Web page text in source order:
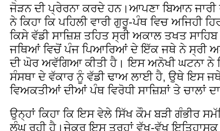
ਜੋੜਨ ਦੀ ਪ੍ਰੇਰਨਾ ਕਰਦੇ ਹਨ।ਆਪਣਾ ਬਿਆਨ
ਨੇ ਕਿਹਾ ਕਿ ਪਹਿਲੀ ਵਾਰੀ ਗੁਰੂ-ਪੰਥ ਵਿਚ ਅਜਿਹੀ
ਕਿਸੇ ਵੱਡੀ ਸਾਜ਼ਿਸ਼ ਤਹਿਤ ਸ੍ਰੀ ਅਕਾਲ ਤਖਤ ਸਾਹਿਬ
ਜਥਿਆਂ ਵਿਚੋਂ ਪੰਜ ਪਿਆਰਿਆਂ ਦੇ ਇੱਕ ਜਥੇ ਨੇ ਸ੍ਰੀ
ਦੀ ਘੋਰ ਅਵੱਗਿਆ ਕੀਤੀ ਹੈ। ਇਸ ਅਨੋਖੀ ਘਟਨਾ ਨੇ
ਸੰਸਥਾ ਦੇ ਵੱਕਾਰ ਨੂੰ ਵੱਡੀ ਢਾਅ ਲਾਈ ਹੈ, ਉਥੇ ਇਸ
ਵਿਅਕਤੀਆਂ ਦੀਆਂ ਪੰਥ ਵਿਰੋਧੀ ਸਾਜ਼ਿਸ਼ਾਂ ਤੇ ਚਾਲਾਂ
ਉਨ੍ਹਾਂ ਕਿਹਾ ਕਿ ਇਸ ਵੇਲੇ ਸਿੱਖ ਕੌਮ ਬੜੀ ਗੰਭੀਰ
ਲੰਘ ਰਹੀ ਹੈ।ਜੇਕਰ ਇਸ ਤਰ੍ਹਾਂ ਵੱਖ-ਵੱਖ ਇਤਿਹਾਸਕ